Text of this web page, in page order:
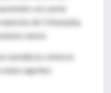
sanos.
agentes